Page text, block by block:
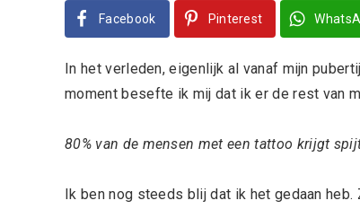
Facebook Pinterest
In het verleden, eigenlijk al vanaf mijn
moment besefte ik mij dat ik er de rest van
80% van de mensen met een tattoo krijgt
Ik ben nog steeds blij dat ik het gedaan